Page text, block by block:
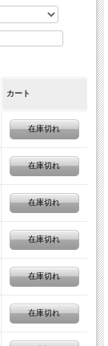
カート
在庫切れ
在庫切れ
在庫切れ
在庫切れ
在庫切れ
在庫切れ